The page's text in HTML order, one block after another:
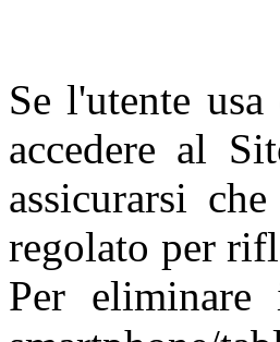
Se l'utente
accedere al
assicurarsi
regolato per
Per